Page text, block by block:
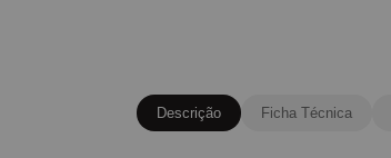
Descrição Ficha Técnica